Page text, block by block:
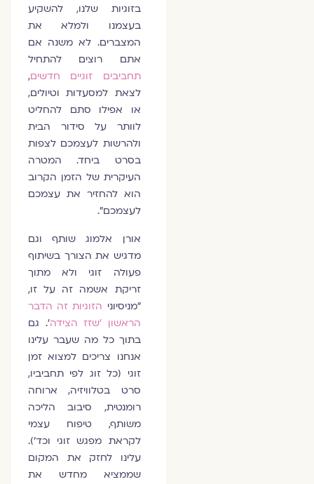
בזוגיות שלנו, להשקיע
בעצמנו ולמלא את
המצברים. לא משנה אם
אתם רוצים להתחיל
תחביבים זוגיים חדשים,
לצאת למסעדות וטיולים,
או אפילו סתם להחליט
לוותר על סידור הבית
ולהרשות לעצמכם לצפות
בסרט ביחד. המטרה
העיקרית של הזמן הקרוב
הוא להחזיר את עצמכם
לעצמכם".
אורן אלמוג שותף וגם
מדגיש את הצורך בשיתוף
פעולה זוגי ולא מתוך
זריקת אשמה זה על זו,
"מניסיוניהזוגיות זה הדבר
הראשון 'שזז הצידה'. גם
בתוך כל מה שעבר עלינו
אנחנו צריכים למצוא זמן
זוגי (כל זוג לפי תחביביו,
סרט בטלוויזיה, ארוחה
רומנטית, סיבוב הליכה
משותף, טיפוח עצמי
לקראת מפגש זוגי וכד').
עלינו לחזק את המקום
שממציא מחדש את